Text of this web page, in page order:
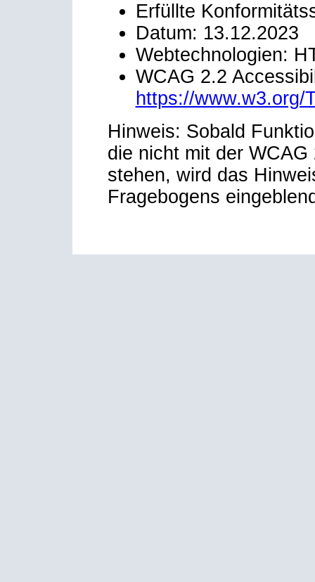
Erfüllte
Datum: 13.12.2023
Webtechnologien:
WCAG 2.2
https://www.w3.org/
Hinweis: Sobald
die nicht mit der
stehen, wird das
Fragebogens